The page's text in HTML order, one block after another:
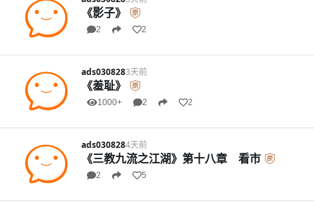
《影子》
2 2
ads0308283天前
《羞耻》
1000+ 2 2
ads0308284天前
《三教九流之江湖》第十八章 看市
2 5